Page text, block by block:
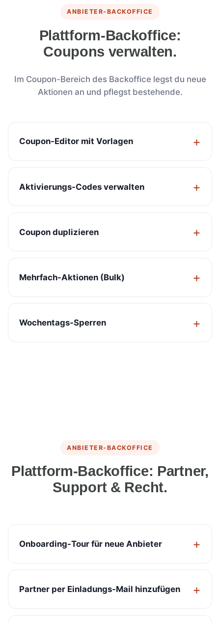
ANBIETER-BACKOFFICE
Plattform-Backoffice:
Coupons verwalten.
Im Coupon-Bereich des Backoffice legst du neue
Aktionen an und pflegst bestehende.
Coupon-Editor mit Vorlagen
Aktivierungs-Codes verwalten
Coupon duplizieren
Mehrfach-Aktionen (Bulk)
Wochentags-Sperren
ANBIETER-BACKOFFICE
Plattform-Backoffice: Partner,
Support & Recht.
Onboarding-Tour für neue Anbieter
Partner per Einladungs-Mail hinzufügen